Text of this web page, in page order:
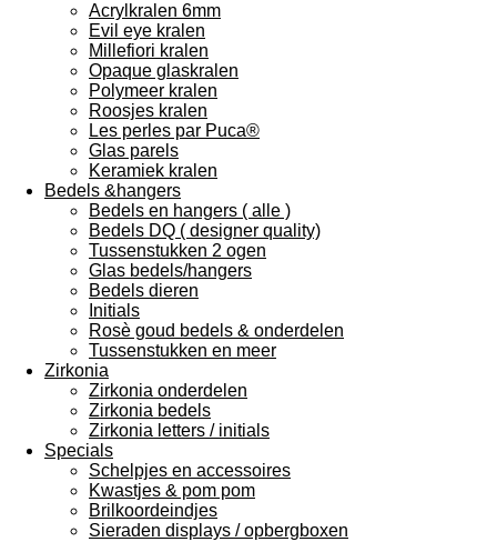
Acrylkralen 6mm
Evil eye kralen
Millefiori kralen
Opaque glaskralen
Polymeer kralen
Roosjes kralen
Les perles par Puca®
Glas parels
Keramiek kralen
Bedels &hangers
Bedels en hangers ( alle )
Bedels DQ ( designer quality)
Tussenstukken 2 ogen
Glas bedels/hangers
Bedels dieren
Initials
Rosè goud bedels & onderdelen
Tussenstukken en meer
Zirkonia
Zirkonia onderdelen
Zirkonia bedels
Zirkonia letters / initials
Specials
Schelpjes en accessoires
Kwastjes & pom pom
Brilkoordeindjes
Sieraden displays / opbergboxen